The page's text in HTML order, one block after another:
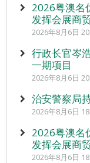
2026粤澳名
发挥会展商
2026年8月6日
行政长官岑
一期项目
2026年8月6日
治安警察局
2026年8月6日
2026粤澳名
发挥会展商
2026年8月6日